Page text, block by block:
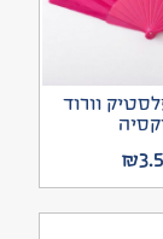
וורוד
₪